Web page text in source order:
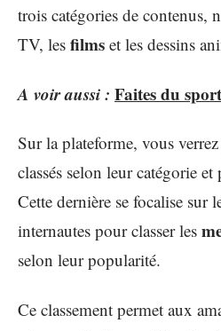
trois catégories de contenus,
TV, les films et les dessins
A voir aussi : Faites du
Sur la plateforme, vous
classés selon leur catégorie
Cette dernière se focalise sur
internautes pour classer les
selon leur popularité.
Ce classement permet aux